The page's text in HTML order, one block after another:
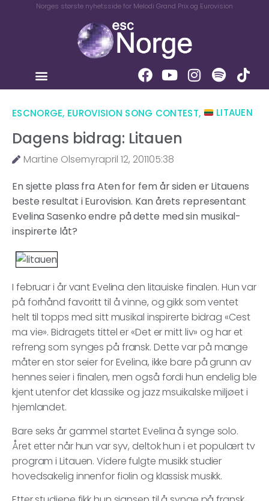
Norges største nyhetsside for Melodi Grand Prix og Eurovision
ESCNORGE, EUROVISION SONG CONTEST, LITAUEN
Dagens bidrag: Litauen
Martine Olsemyrapril 12, 201105:38
En sjette plass fra Aten for fem år siden er Litauens
beste resultat i Eurovision. Kan årets representant
Evelina Sasenko endre på dette med sin musikal-
inspirerte låt?
I februar i år vant Evelina den litauiske finalen. Hun var
på forhånd favoritt til å vinne, og gikk som ventet
helt til topps med sitt musikal inspirerte bidrag «Cest
ma vie». Bidragets tittel er «Det er mitt liv» og har et
refreng som synges på fransk. Dette var på mange
måter en stor seier for Evelina, ikke bare på grunn av
hennes seier i finalen, men også fordi hun endelig ble
kjent utenfor det klassike og jazz msuikalske miljøet i
hjemlandet.
Bare seks år gammel startet Evelina å synge solo.
Året etter når hun var syv, deltok hun i et populært tv
program i Litauen. Videre fulgte musikk studier
hovedsakelig innenfor fiolin og klassisk musikk.